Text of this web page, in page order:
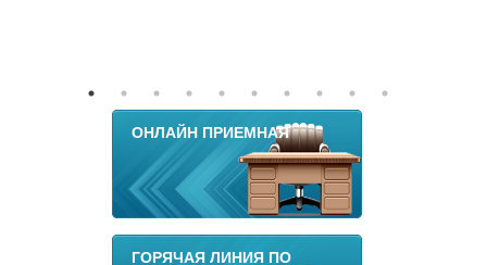
ОНЛАЙН ПРИЕМНАЯ
ГОРЯЧАЯ ЛИНИЯ ПО